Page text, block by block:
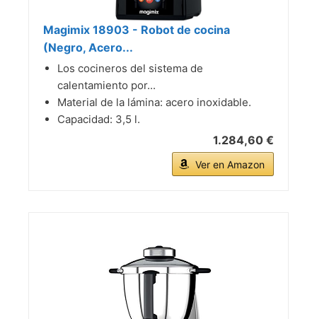
Magimix 18903 - Robot de cocina
(Negro, Acero...
Los cocineros del sistema de
calentamiento por...
Material de la lámina: acero inoxidable.
Capacidad: 3,5 l.
1.284,60 €
Ver en Amazon